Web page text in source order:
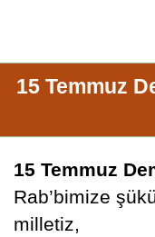
15 Temmuz
15 Temmuz
Rab’bimize
milletiz,